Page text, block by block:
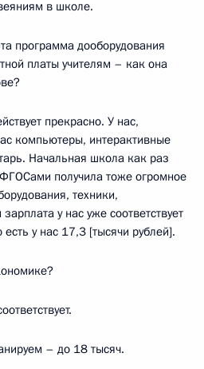
в школе.
программа дооборудования
платы учителям – как она
прекрасно. У нас,
компьютеры, интерактивные
Начальная школа как раз
получила тоже огромное
техники,
у нас уже соответствует
у нас 17,3 [тысячи рублей].
– до 18 тысяч.